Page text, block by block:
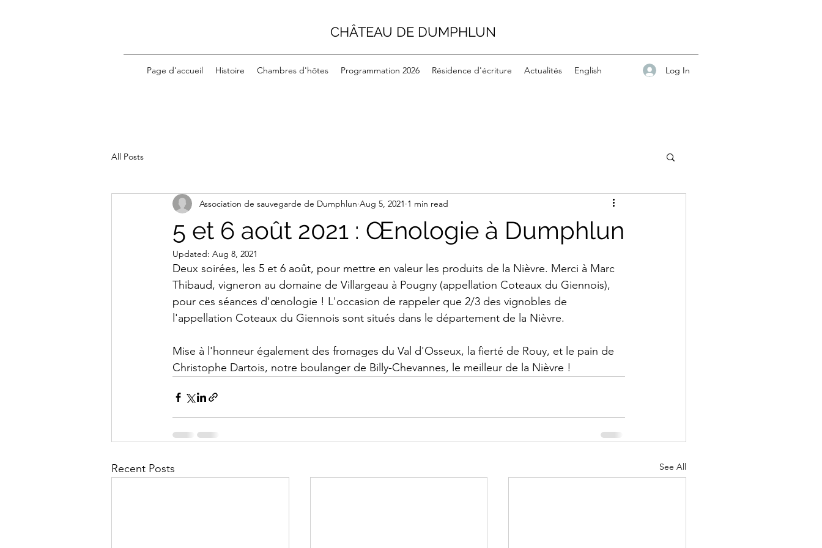
CHÂTEAU DE DUMPHLUN
Page d'accueil Histoire Chambres d'hôtes Programmation 2026 Résidence d'écriture Actualités English Log In
All Posts
5 et 6 août 2021 : Œnologie à Dumphlun
Association de sauvegarde de Dumphlun Aug 5, 2021 1 min read
Updated: Aug 8, 2021
Deux soirées, les 5 et 6 août, pour mettre en valeur les produits de la Nièvre. Merci à Marc
Thibaud, vigneron au domaine de Villargeau à Pougny (appellation Coteaux du Giennois),
pour ces séances d'œnologie ! L'occasion de rappeler que 2/3 des vignobles de
l'appellation Coteaux du Giennois sont situés dans le département de la Nièvre.
Mise à l'honneur également des fromages du Val d'Osseux, la fierté de Rouy, et le pain de
Christophe Dartois, notre boulanger de Billy-Chevannes, le meilleur de la Nièvre !
Recent Posts See All